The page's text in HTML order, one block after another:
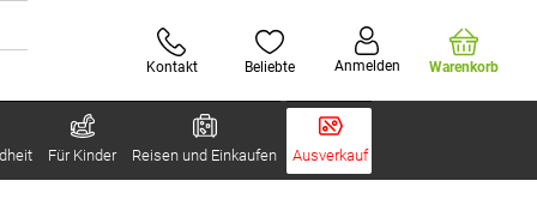
Kontakt Beliebte Anmelden Warenkorb
Für Kinder Reisen und Einkaufen Ausverkauf